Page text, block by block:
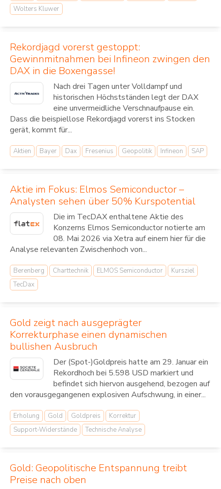
Wolters Kluwer
Rekordjagd vorerst gestoppt:
Gewinnmitnahmen bei Infineon zwingen den
DAX in die Boxengasse!
Nach drei Tagen unter Volldampf und
historischen Höchstständen legt der DAX
eine unvermeidliche Verschnaufpause ein.
Dass die beispiellose Rekordjagd vorerst ins Stocken
gerät, kommt für...
Aktien Bayer Dax Fresenius Geopolitik Infineon SAP
Aktie im Fokus: Elmos Semiconductor –
Analysten sehen über 50% Kurspotential
Die im TecDAX enthaltene Aktie des
Konzerns Elmos Semiconductor notierte am
08. Mai 2026 via Xetra auf einem hier für die
Analyse relevanten Zwischenhoch von...
Berenberg Charttechnik ELMOS Semiconductor
Kursziel
TecDax
Gold zeigt nach ausgeprägter
Korrekturphase einen dynamischen
bullishen Ausbruch
Der (Spot-)Goldpreis hatte am 29. Januar ein
Rekordhoch bei 5.598 USD markiert und
befindet sich hiervon ausgehend, bezogen auf
den vorausgegangenen explosiven Aufschwung, in einer...
Erholung Gold Goldpreis
Korrektur
Support-Widerstände
Technische Analyse
Gold: Geopolitische Entspannung treibt
Preise nach oben